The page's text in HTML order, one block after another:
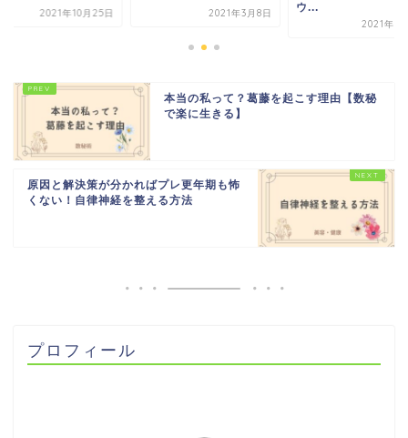
2021年3月8日
本当の私って？葛藤を起こす理由【数秘
で楽に生きる】
原因と解決策が分かればプレ更年期も怖
くない！自律神経を整える方法
プロフィール